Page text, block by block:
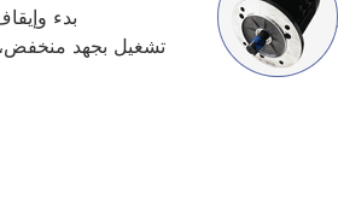
بدء
تشغيل بجهد منخفض،